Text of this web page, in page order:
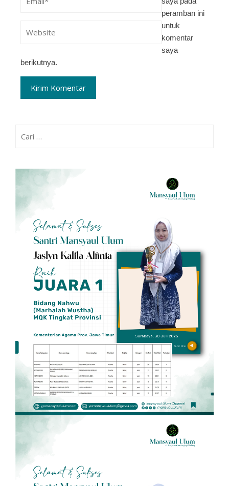
peramban ini
untuk
komentar
saya
berikutnya.
untuk: